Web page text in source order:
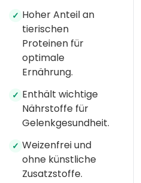
✓ Hoher Anteil an
tierischen
Proteinen für
optimale
Ernährung.
✓ Enthält wichtige
Nährstoffe für
Gelenkgesundheit.
✓ Weizenfrei und
ohne künstliche
Zusatzstoffe.